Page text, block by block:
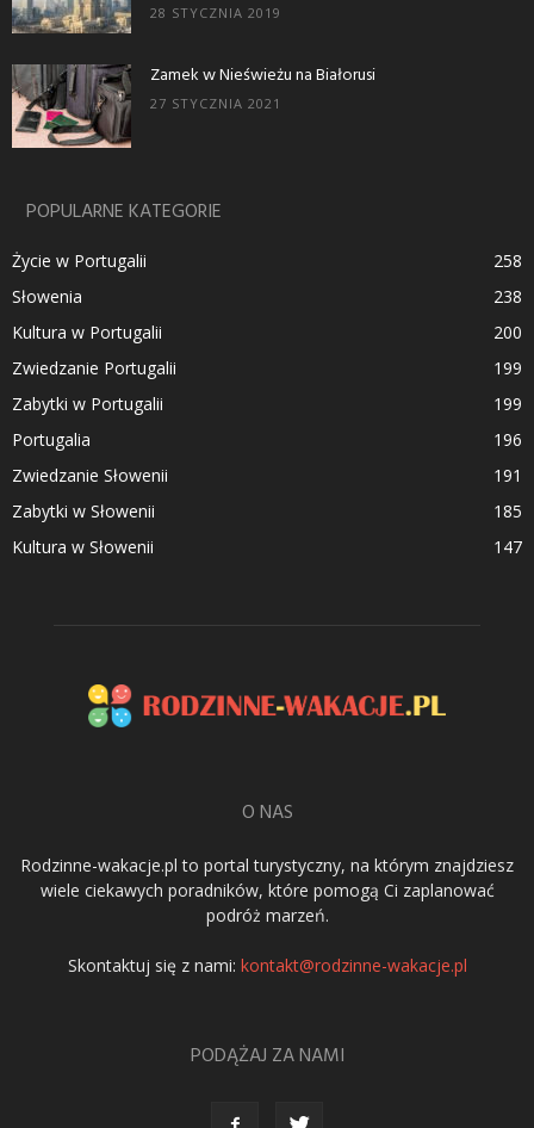
28 STYCZNIA 2019
Zamek w Nieświeżu na Białorusi
27 STYCZNIA 2021
POPULARNE KATEGORIE
Życie w Portugalii
258
Słowenia
238
Kultura w Portugalii
200
Zwiedzanie Portugalii
199
Zabytki w Portugalii
199
Portugalia
196
Zwiedzanie Słowenii
191
Zabytki w Słowenii
185
Kultura w Słowenii
147
O NAS
Rodzinne-wakacje.pl to portal turystyczny, na którym znajdziesz
wiele ciekawych poradników, które pomogą Ci zaplanować
podróż marzeń.
Skontaktuj się z nami: kontakt@rodzinne-wakacje.pl
PODĄŻAJ ZA NAMI